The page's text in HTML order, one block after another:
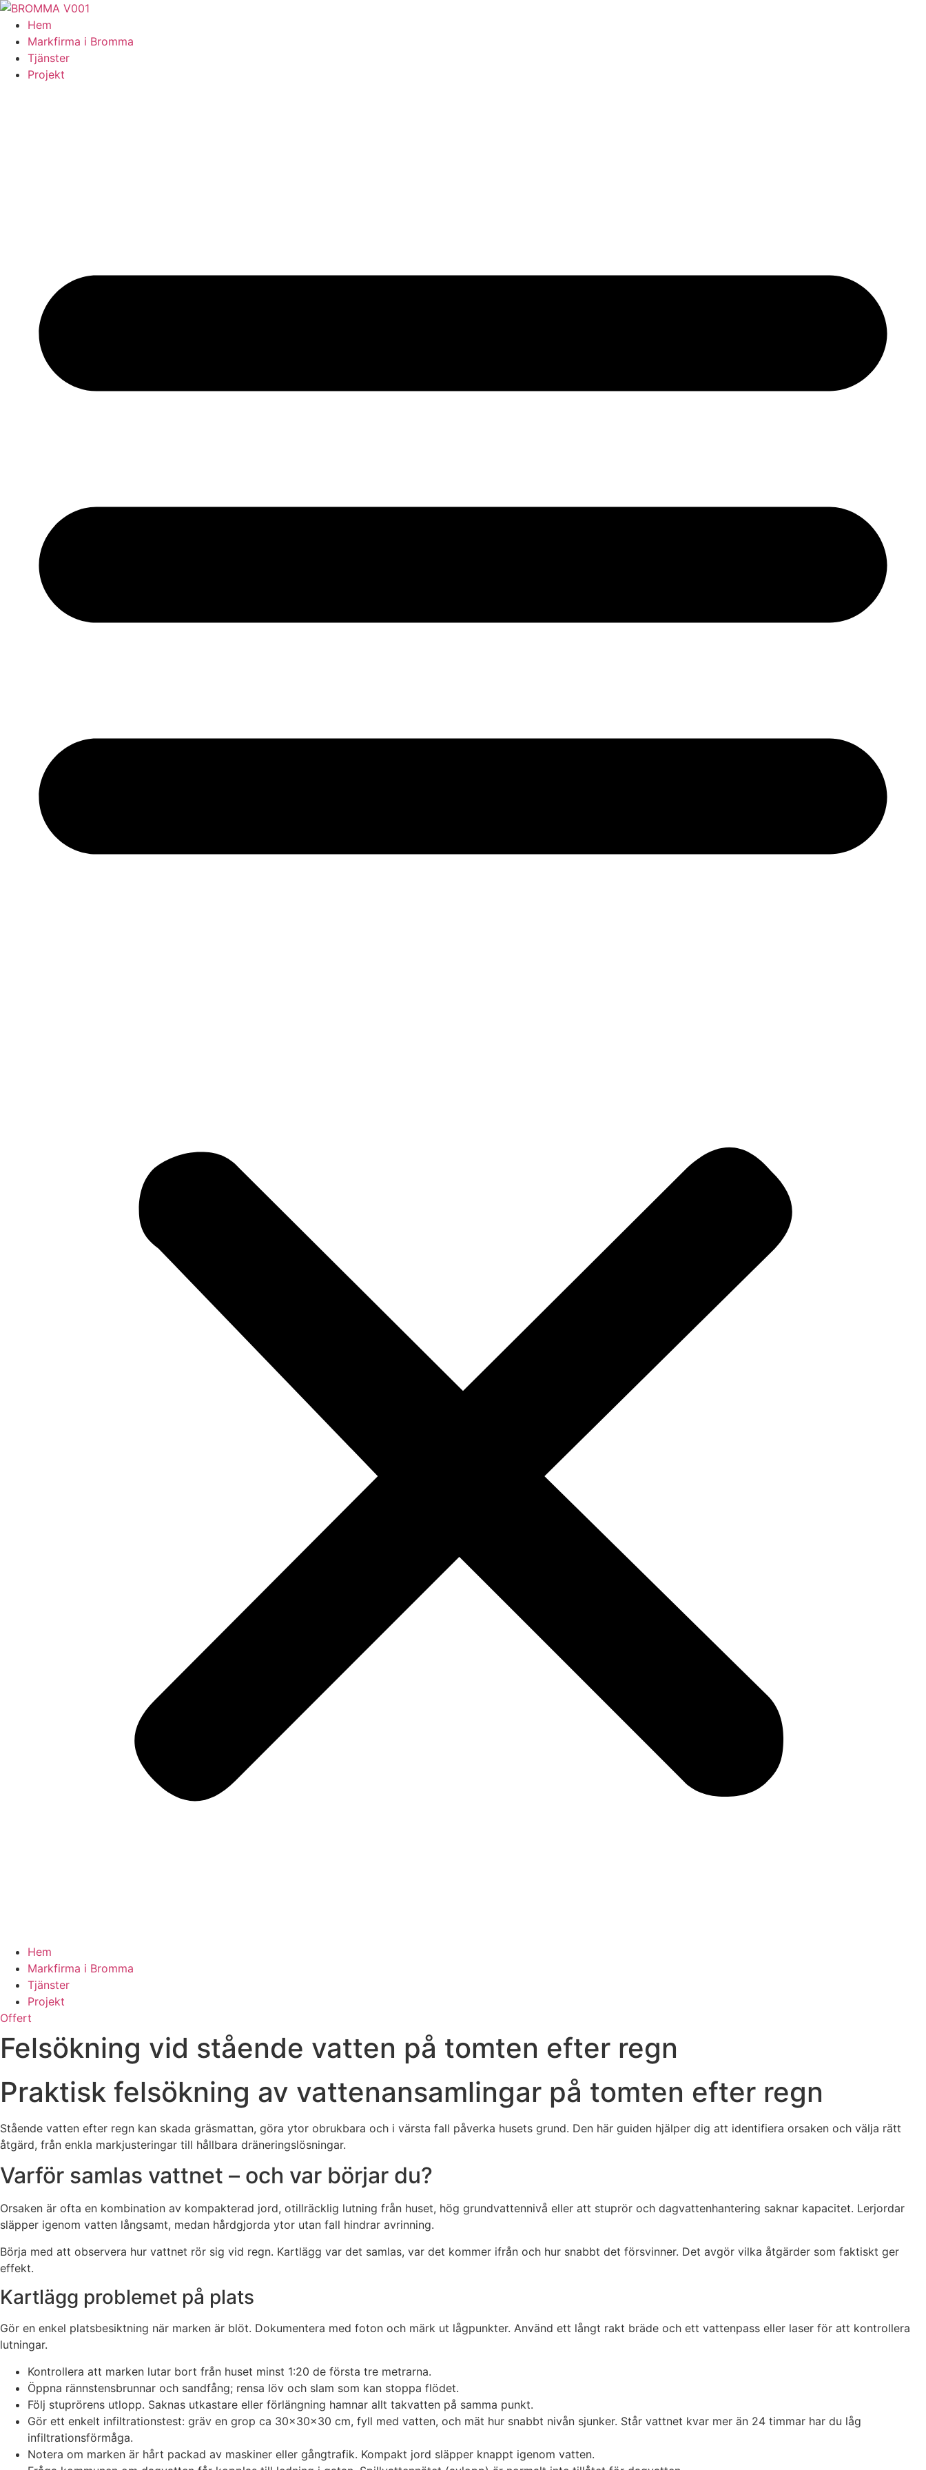
Skip
content
Hem
Markfirma i Bromma
Tjänster
Projekt
Hem
Markfirma i Bromma
Tjänster
Projekt
Offert
Felsökning vid stående vatten på tomten efter regn
Praktisk felsökning av vattenansamlingar på tomten efter regn
Stående vatten efter regn kan skada gräsmattan, göra ytor obrukbara och i värsta fall påverka husets grund. Den här guiden hjälper dig att identifiera orsaken och välja rätt
åtgärd, från enkla markjusteringar till hållbara dräneringslösningar.
Varför samlas vattnet – och var börjar du?
Orsaken är ofta en kombination av kompakterad jord, otillräcklig lutning från huset, hög grundvattennivå eller att stuprör och dagvattenhantering saknar kapacitet. Lerjordar
släpper igenom vatten långsamt, medan hårdgjorda ytor utan fall hindrar avrinning.
Börja med att observera hur vattnet rör sig vid regn. Kartlägg var det samlas, var det kommer ifrån och hur snabbt det försvinner. Det avgör vilka åtgärder som faktiskt ger
effekt.
Kartlägg problemet på plats
Gör en enkel platsbesiktning när marken är blöt. Dokumentera med foton och märk ut lågpunkter. Använd ett långt rakt bräde och ett vattenpass eller laser för att kontrollera
lutningar.
Kontrollera att marken lutar bort från huset minst 1:20 de första tre metrarna.
Öppna rännstensbrunnar och sandfång; rensa löv och slam som kan stoppa flödet.
Följ stuprörens utlopp. Saknas utkastare eller förlängning hamnar allt takvatten på samma punkt.
Gör ett enkelt infiltrationstest: gräv en grop ca 30×30×30 cm, fyll med vatten, och mät hur snabbt nivån sjunker. Står vattnet kvar mer än 24 timmar har du låg
infiltrationsförmåga.
Notera om marken är hårt packad av maskiner eller gångtrafik. Kompakt jord släpper knappt igenom vatten.